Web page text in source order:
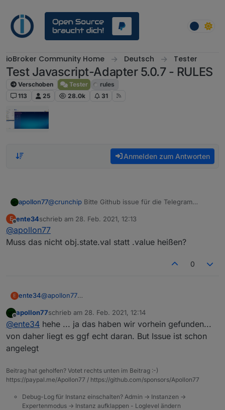
ioBroker Community Home Deutsch Tester
Test Javascript-Adapter 5.0.7 - RULES
Verschoben Tester
rules
113
25 28.0k 31
Anmelden zum Antworten
apollon77@crunchip Bitte Github issue für die Telegram
Ud was war der andere Fall wo einfach nichts
passiert war?
E
Offline
ente34schrieb am 28. Feb. 2021, 12:13
zuletzt editiert von
@apollon77
Muss das nicht obj.state.val statt .value heißen?
0
E ente34@apollon77
Offline
apollon77schrieb am 28. Feb. 2021, 12:14
zuletzt editiert von
@ente34 hehe ... ja das haben wir vorhein gefunden...
von daher liegt es ggf echt daran. But Issue ist schon
angelegt
Beitrag hat geholfen? Votet rechts unten im Beitrag :-)
https://paypal.me/Apollon77 / https://github.com/sponsors/Apollon77
Debug-Log für Instanz einschalten? Admin -> Instanzen ->
Expertenmodus -> Instanz aufklappen - Loglevel ändern